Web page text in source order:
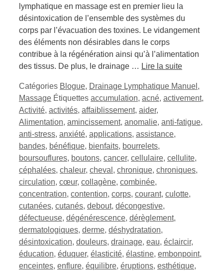
lymphatique en massage est en premier lieu la
désintoxication de l’ensemble des systèmes du
corps par l’évacuation des toxines. Le vidangement
des éléments non désirables dans le corps
contribue à la régénération ainsi qu’à l’alimentation
des tissus. De plus, le drainage … Lire la suite
Catégories Blogue, Drainage Lymphatique Manuel ,
Massage Étiquettes accumulation, acné, activement,
Activité, activités, affaiblissement, aider,
Alimentation, amincissement, anomalie, anti-fatigue,
anti-stress, anxiété, applications, assistance,
bandes, bénéfique, bienfaits, bourrelets,
boursouflures, boutons, cancer, cellulaire, cellulite,
céphalées, chaleur, cheval , chronique, chroniques,
circulation, cœur, collagène, combinée,
concentration, contention, corps, courant, culotte,
cutanées, cutanés, debout, décongestive,
défectueuse, dégénérescence, dérèglement,
dermatologiques, derme, déshydratation,
désintoxication, douleurs, drainage, eau, éclaircir,
éducation, éduquer, élasticité, élastine, embonpoint,
enceintes, enflure, équilibre, éruptions, esthétique,